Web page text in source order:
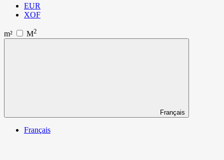
EUR
XOF
m² M2
Français
Français